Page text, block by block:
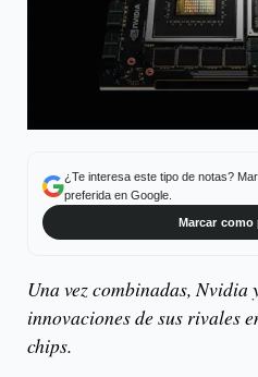
¿Te interesa este tipo de notas?
preferida en Google.
Marcar como
Una vez combinadas,
innovaciones de sus rivales
chips.